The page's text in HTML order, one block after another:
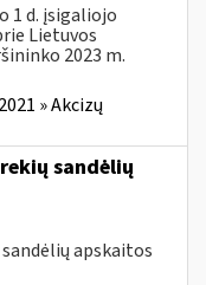
1 d. įsigaliojo
Lietuvos
2023 m.
» Akcizų
sandėlių
apskaitos